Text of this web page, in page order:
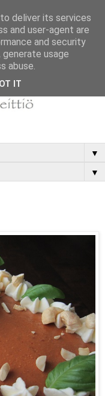
▼
▼
deliver its services
and user-agent are
and security
usage
abuse.
IT